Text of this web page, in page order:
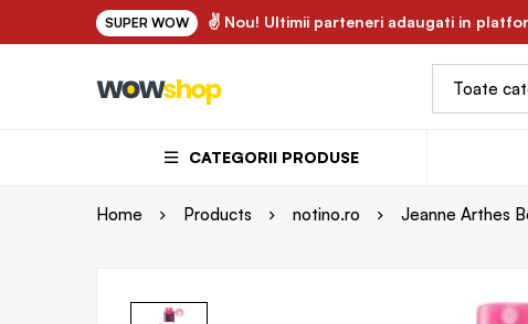
SUPER WOW ✌ Nou! Ultimii parteneri adaugati in
✌ FLORY.ro - uleiuri vegetale si ape florale bio 100%
CATEGORII PRODUSE
Home Products notino.ro Jeanne Arthes